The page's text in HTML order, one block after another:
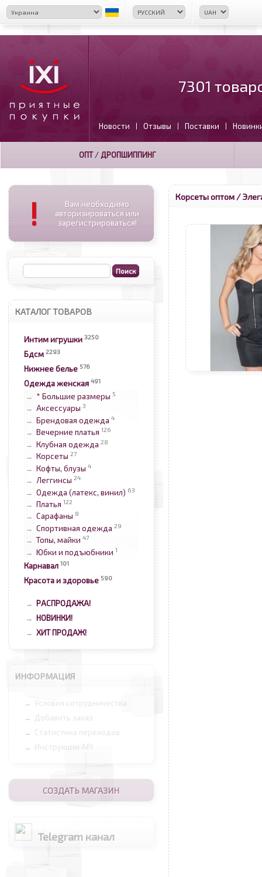
7301
Новости | Отзывы | Поставки |
ОПТ/ ДРОПШИППИНГ
!
Вам необходимо
авторизироваться или
зарегистрироваться!
КАТАЛОГ ТОВАРОВ
Интим игрушки 3250
Бдсм 2293
Нижнее белье 576
Одежда женская 491
→ * Большие размеры 5
→ Аксессуары 3
→ Брендовая одежда 4
→ Вечерние платья 126
→ Клубная одежда 28
→ Корсеты 27
→ Кофты, блузы 4
→ Леггинсы 24
→ Одежда (латекс, винил) 63
→ Платья 122
→ Сарафаны 8
→ Спортивная одежда 29
→ Топы, майки 47
→ Юбки и подъюбники 1
Карнавал 101
Красота и здоровье 590
→ РАСПРОДАЖА!
→ НОВИНКИ!
→ ХИТ ПРОДАЖ!
ИНФОРМАЦИЯ
→ Условия сотрудничества
→ Добавить заказ
→ Статистика переходов
→ Инструкции API
СОЗДАТЬ МАГАЗИН
Telegram канал
Корсеты оптом/